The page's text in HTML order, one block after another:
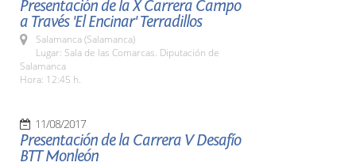
Presentación de la X Carrera Campo
a Través 'El Encinar' Terradillos
Salamanca (Salamanca)
Lugar: Sala de las Comarcas. Diputación de
Salamanca
Hora: 12:45 h.
11/08/2017
Presentación de la Carrera V Desafío
BTT Monleón